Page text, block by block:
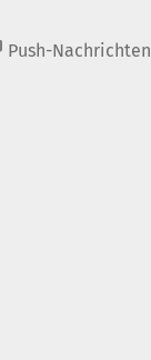
Push-Nachrichten